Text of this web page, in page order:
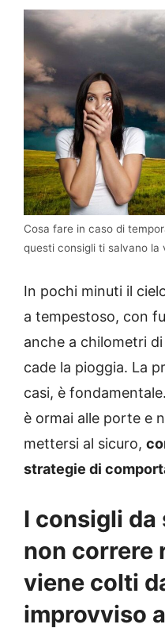
Cosa fare in caso di
questi consigli ti salvano
In pochi minuti il
a tempestoso, con
anche a chilometri
cade la pioggia. La
casi, è
è ormai alle porte e
mettersi al sicuro,
strategie di
I consigli da
non correre
viene colti
improvviso